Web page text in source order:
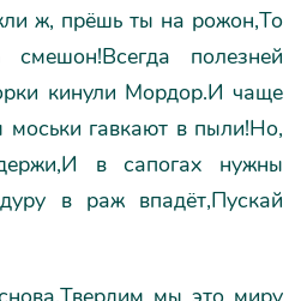
ж, прёшь ты на рожон,То
полезней
кинули Мордор.И чаще
моськи гавкают в пыли!Но,
в сапогах нужны
в раж впадёт,Пускай